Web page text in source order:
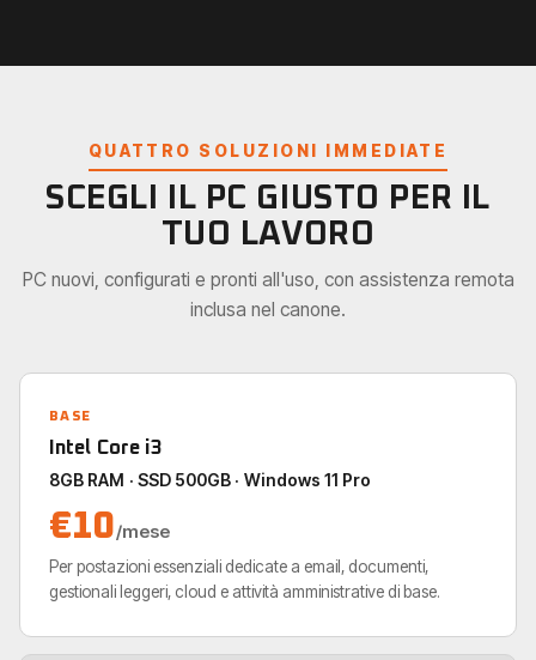
QUATTRO SOLUZIONI IMMEDIATE
SCEGLI IL PC GIUSTO PER IL
TUO LAVORO
PC nuovi, configurati e pronti all'uso, con assistenza remota
inclusa nel canone.
BASE
Intel Core i3
8GB RAM · SSD 500GB · Windows 11 Pro
€10/mese
Per postazioni essenziali dedicate a email, documenti,
gestionali leggeri, cloud e attività amministrative di base.